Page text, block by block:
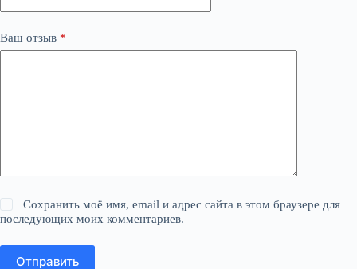
Ваш отзыв *
Сохранить моё имя, email и адрес сайта в этом браузере для
последующих моих комментариев.
Отправить